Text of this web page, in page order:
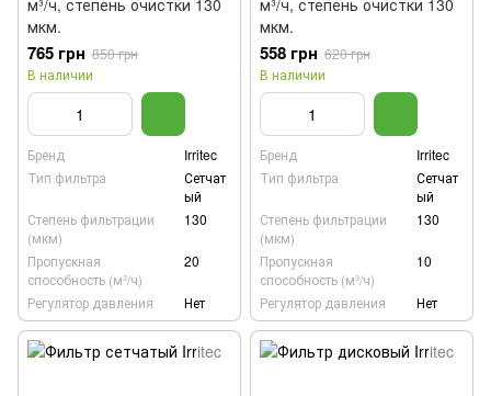
м³/ч, степень очистки 130
мкм.
765 грн 850 грн
В наличии
Бренд
Irritec
Тип фильтра
Сетчат
ый
Степень фильтрации
(мкм)
130
Пропускная
способность (м³/ч)
20
Регулятор давления Нет
м³/ч, степень очистки 130
мкм.
558 грн 620 грн
В наличии
Бренд
Irritec
Тип фильтра
Сетчат
ый
Степень фильтрации
(мкм)
130
Пропускная
способность (м³/ч)
10
Регулятор давления Нет